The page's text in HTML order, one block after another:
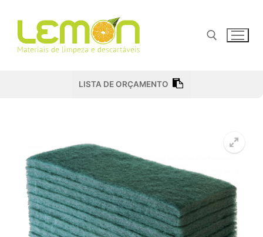
para
conteúdo
Pesquisar por:
LISTA DE ORÇAMENTO